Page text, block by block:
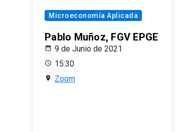
Microeconomía Aplicada
Pablo Muñoz, FGV EPGE
9 de Junio de 2021
15:30
Zoom